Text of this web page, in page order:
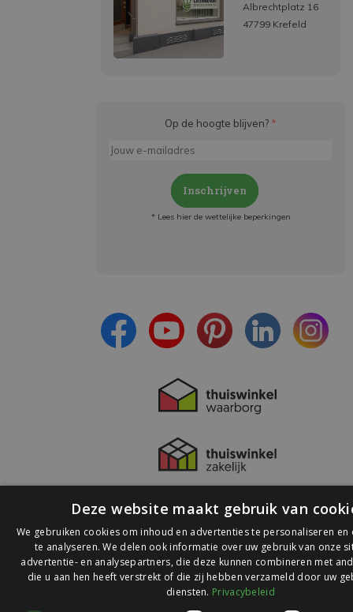
Albrechtplatz 16
47799 Krefeld
Op de hoogte blijven? *
Inschrijven
* Lees hier de wettelijke beperkingen
© 2026 Ledlichtdiscounter.nl
Deze website maakt gebruik van
We gebruiken cookies om inhoud en advertenties te personaliseren en
te analyseren. We delen ook informatie over uw gebruik van onze
advertentie- en analysepartners, die deze kunnen combineren met
die u aan hen heeft verstrekt of die zij hebben verzameld door uw
diensten. Privacybeleid